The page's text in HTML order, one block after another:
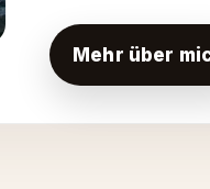
Mehr über